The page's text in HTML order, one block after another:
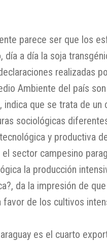
parece ser que los
día a día la soja
realizadas
Ambiente del país son
indica que se trata de un
sociológicas
y productiva
sector campesino
la producción
da la impresión de
favor de los cultivos
es el cuarto